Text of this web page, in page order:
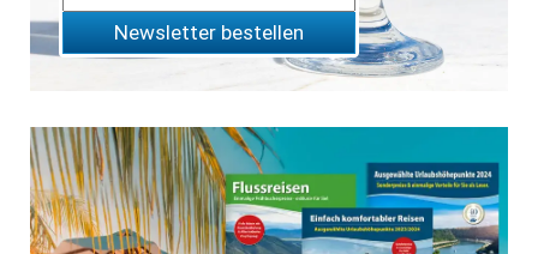
Newsletter bestellen